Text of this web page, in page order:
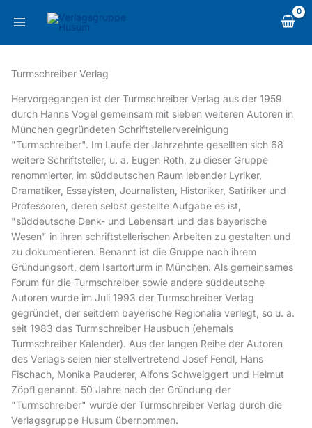
Inhalt
Turmschreiber Verlag
Hervorgegangen ist der Turmschreiber Verlag aus der 1959
durch Hanns Vogel gemeinsam mit sieben weiteren Autoren in
München gegründeten Schriftstellervereinigung
"Turmschreiber". Im Laufe der Jahrzehnte gesellten sich 68
weitere Schriftsteller, u. a. Eugen Roth, zu dieser Gruppe
renommierter, im süddeutschen Raum lebender Lyriker,
Dramatiker, Essayisten, Journalisten, Historiker, Satiriker und
Professoren, deren selbst gestellte Aufgabe es ist,
"süddeutsche Denk- und Lebensart und das bayerische
Wesen" in ihren schriftstellerischen Arbeiten zu gestalten und
zu dokumentieren. Benannt ist die Gruppe nach ihrem
Gründungsort, dem Isartorturm in München. Als gemeinsames
Forum für die Turmschreiber sowie andere süddeutsche
Autoren wurde im Juli 1993 der Turmschreiber Verlag
gegründet, der seitdem bayerische Regionalia verlegt, so u. a.
seit 1983 das Turmschreiber Hausbuch (ehemals
Turmschreiber Kalender). Aus der langen Reihe der Autoren
des Verlags seien hier stellvertretend Josef Fendl, Hans
Fischach, Monika Pauderer, Alfons Schweiggert und Helmut
Zöpfl genannt. 50 Jahre nach der Gründung der
"Turmschreiber" wurde der Turmschreiber Verlag durch die
Verlagsgruppe Husum übernommen.